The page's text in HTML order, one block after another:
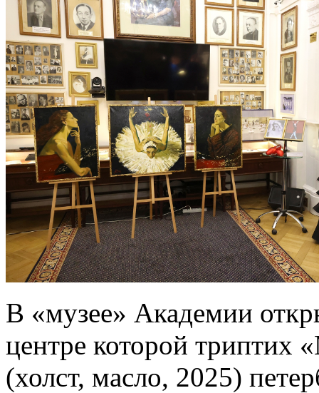
В «музее» Академии
центре которой триптих
(холст, масло, 2025)